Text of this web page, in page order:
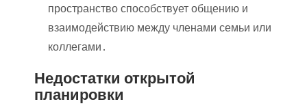
пространство способствует общению и
взаимодействию между членами семьи или
коллегами․
Недостатки открытой
планировки